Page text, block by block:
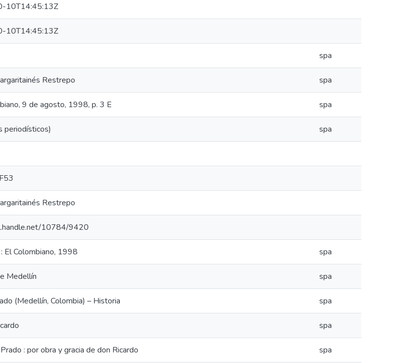
10T14:45:13Z
10T14:45:13Z
spa
Restrepo spa
9 de agosto, 1998, p. 3 E spa
periodísticos) spa
Restrepo
10784/9420
El Colombiano, 1998 spa
Medellín spa
(Medellín, Colombia) – Historia spa
spa
: por obra y gracia de don Ricardo spa